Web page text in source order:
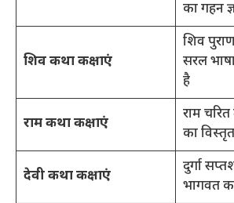
का गहन
शिव कथा कक्षाएं
शिव
सरल
है
राम कथा कक्षाएं
राम
का
देवी कथा कक्षाएं
दुर्गा
भागवत